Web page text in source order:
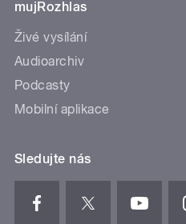
mujRozhlas
Živé vysílání
Audioarchiv
Podcasty
Mobilní aplikace
Sledujte nás